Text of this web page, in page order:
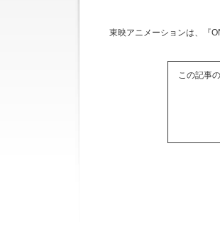
東映アニメーションは、『
この記事